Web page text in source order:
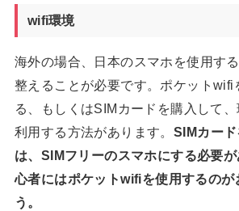
wifi環境
海外の場合、日本のスマホを使用す
整えることが必要です。ポケットwifi
る、もしくはSIMカードを購入して
利用する方法があります。 SIMカー
は、SIMフリーのスマホにする必要
心者にはポケットwifiを使用するのが
う。